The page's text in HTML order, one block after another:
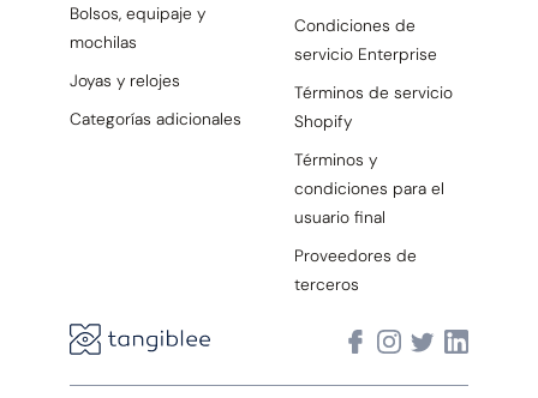
Bolsos, equipaje y
mochilas
Joyas y relojes
Categorías adicionales
Condiciones de
servicio Enterprise
Términos de servicio
Shopify
Términos y
condiciones para el
usuario final
Proveedores de
terceros